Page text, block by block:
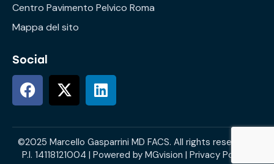
Centro Pavimento Pelvico Roma
Mappa del sito
Social
©2025 Marcello Gasparrini MD FACS. All rights reserved. |
P.I. 14118121004 | Powered by MGvision | Privacy Policy